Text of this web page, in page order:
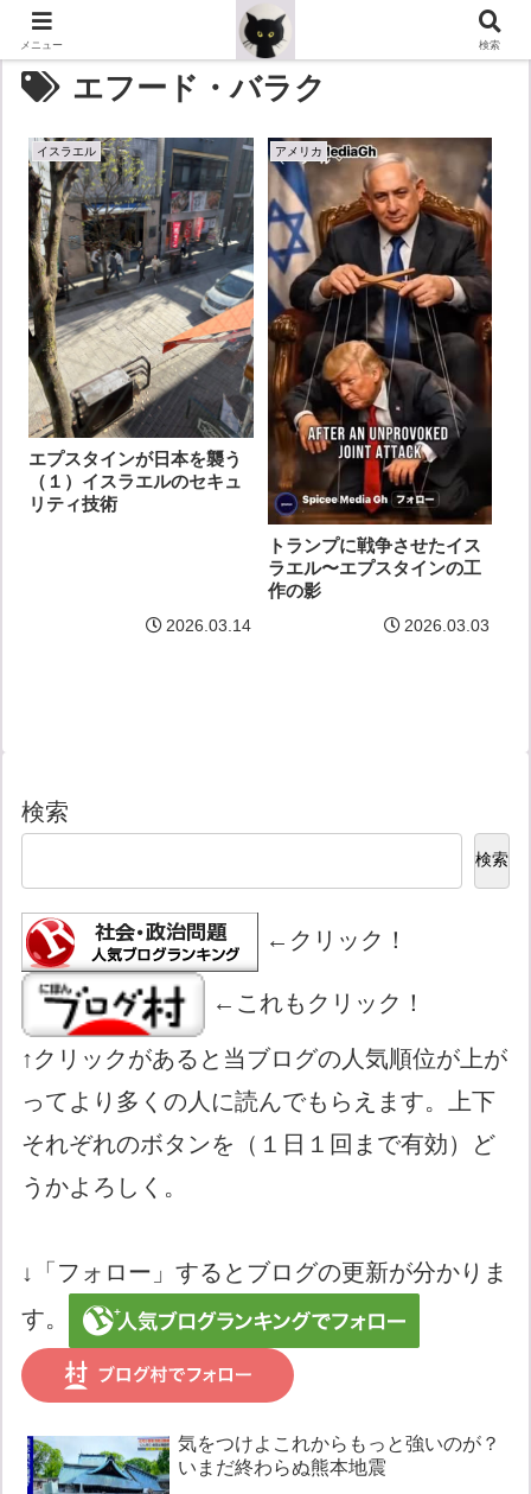
エフード・バラク
イスラエル
エプスタインが日本を襲う
（１）イスラエルのセキュ
リティ技術
2026.03.14
アメリカ
トランプに戦争させたイス
ラエル〜エプスタインの工
作の影
2026.03.03
検索
検索
←クリック！
←これもクリック！
↑クリックがあると当ブログの人気順位が上が
ってより多くの人に読んでもらえます。上下
それぞれのボタンを（１日１回まで有効）ど
うかよろしく。
↓「フォロー」するとブログの更新が分かりま
す。
気をつけよこれからもっと強いのが？
いまだ終わらぬ熊本地震
メニュー 検索